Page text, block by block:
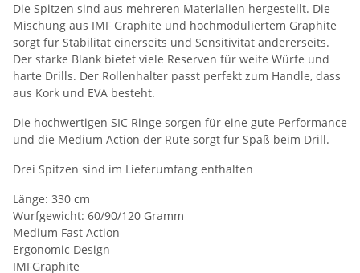
Die Spitzen sind aus mehreren Materialien hergestellt. Die
Mischung aus IMF Graphite und hochmoduliertem Graphite
sorgt für Stabilität einerseits und Sensitivität andererseits.
Der starke Blank bietet viele Reserven für weite Würfe und
harte Drills. Der Rollenhalter passt perfekt zum Handle, dass
aus Kork und EVA besteht.
Die hochwertigen SIC Ringe sorgen für eine gute Performance
und die Medium Action der Rute sorgt für Spaß beim Drill.
Drei Spitzen sind im Lieferumfang enthalten
Länge: 330 cm
Wurfgewicht: 60/90/120 Gramm
Medium Fast Action
Ergonomic Design
IMFGraphite